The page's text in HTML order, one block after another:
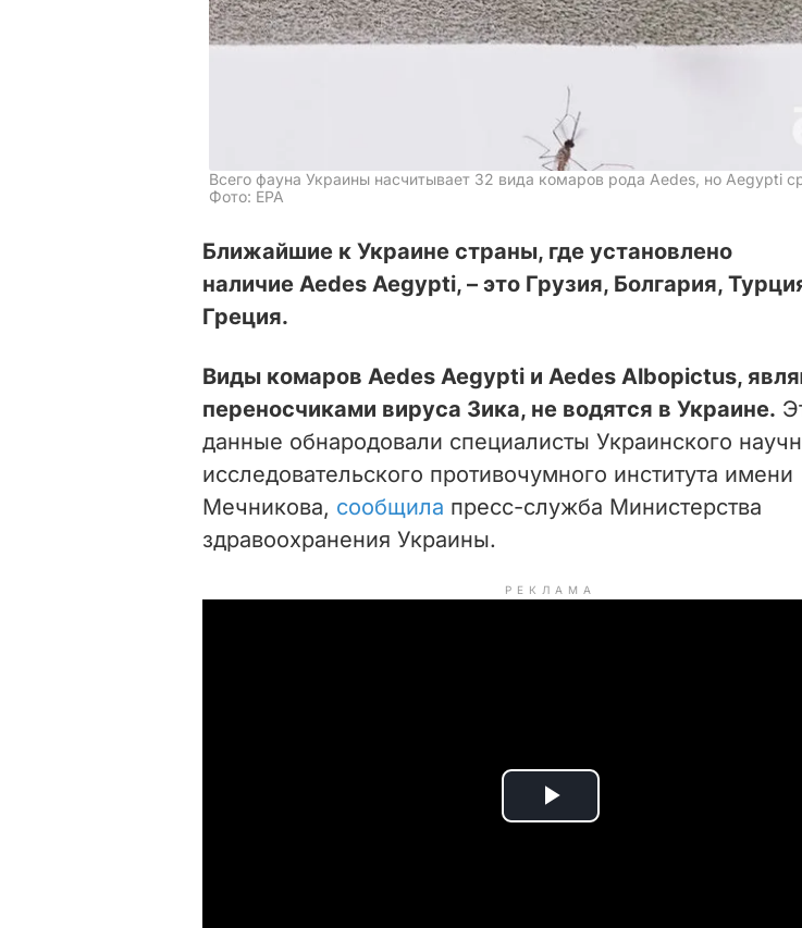
Всего фауна Украины насчитывает 32 вида комаров рода Aedes, но Aegypti
Фото: EPA
Ближайшие к Украине страны, где установлено
наличие Aedes Aegypti, – это Грузия, Болгария,
Греция.
Виды комаров Aedes Aegypti и Aedes Albopictus,
переносчиками вируса Зика, не водятся в Украине.
данные обнародовали специалисты Украинского
исследовательского противочумного института имени
Мечникова, сообщила пресс-служба Министерства
здравоохранения Украины.
РЕКЛАМА
P